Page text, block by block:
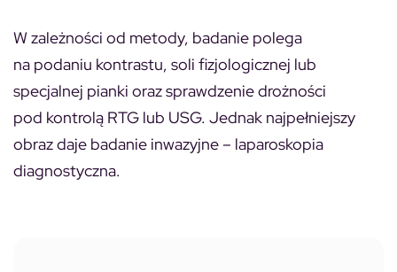
W zależności od metody, badanie polega
na podaniu kontrastu, soli fizjologicznej lub
specjalnej pianki oraz sprawdzenie drożności
pod kontrolą RTG lub USG. Jednak najpełniejszy
obraz daje badanie inwazyjne – laparoskopia
diagnostyczna.